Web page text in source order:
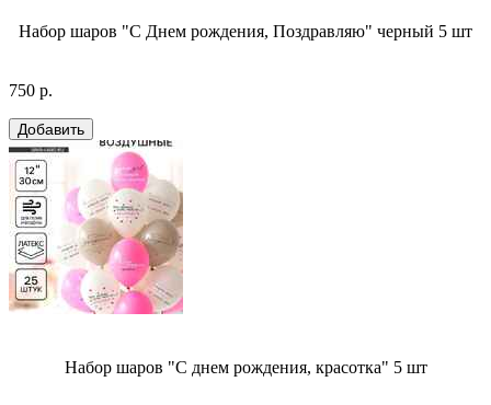
Набор шаров "С Днем рождения, Поздравляю" черный 5 шт
750 р.
Набор шаров "С днем рождения, красотка" 5 шт